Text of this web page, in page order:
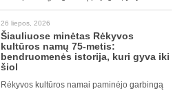
26 liepos, 2026
Šiauliuose minėtas Rėkyvos
kultūros namų 75-metis:
bendruomenės istorija, kuri gyva iki
šiol
Rėkyvos kultūros namai paminėjo garbingą